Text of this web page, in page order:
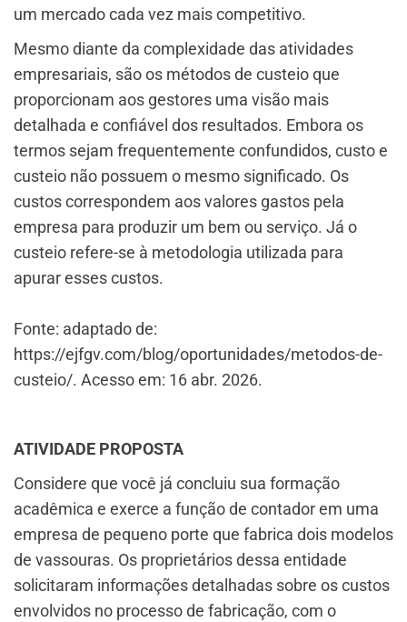
um mercado cada vez mais competitivo.
Mesmo diante da complexidade das atividades
empresariais, são os métodos de custeio que
proporcionam aos gestores uma visão mais
detalhada e confiável dos resultados. Embora os
termos sejam frequentemente confundidos, custo e
custeio não possuem o mesmo significado. Os
custos correspondem aos valores gastos pela
empresa para produzir um bem ou serviço. Já o
custeio refere-se à metodologia utilizada para
apurar esses custos.
Fonte: adaptado de:
https://ejfgv.com/blog/oportunidades/metodos-de-
custeio/. Acesso em: 16 abr. 2026.
ATIVIDADE PROPOSTA
Considere que você já concluiu sua formação
acadêmica e exerce a função de contador em uma
empresa de pequeno porte que fabrica dois modelos
de vassouras. Os proprietários dessa entidade
solicitaram informações detalhadas sobre os custos
envolvidos no processo de fabricação, com o